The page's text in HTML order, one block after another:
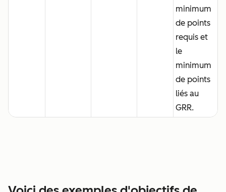
minimum
de points
requis et
le
minimum
de points
liés au
GRR.